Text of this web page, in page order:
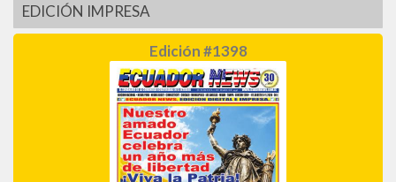
EDICIÓN IMPRESA
Edición #1398